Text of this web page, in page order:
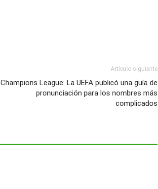
Artículo siguiente
Champions League: La UEFA publicó una guía de
pronunciación para los nombres más
complicados